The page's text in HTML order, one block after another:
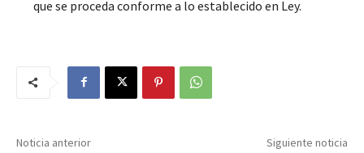
que se proceda conforme a lo establecido en Ley.
Noticia anterior Siguiente noticia